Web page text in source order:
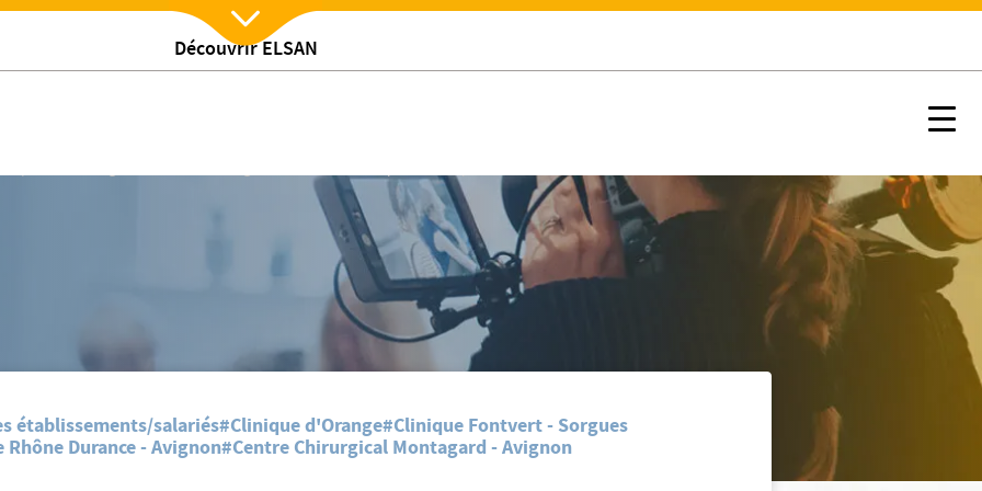
Découvrir ELSAN
l'épidémie
Nx:Afficher menu
/Bassin d'Avignon : comment s'organise l'offre de soins pendant l'épidémie
établissements/salariés#Clinique d'Orange#Clinique Fontvert - Sorgues
Rhône Durance - Avignon#Centre Chirurgical Montagard - Avignon